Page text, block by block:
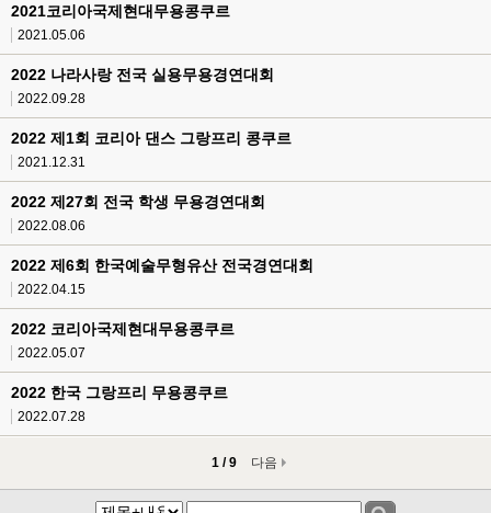
2021코리아국제현대무용콩쿠르
2021.05.06
2022 나라사랑 전국 실용무용경연대회
2022.09.28
2022 제1회 코리아 댄스 그랑프리 콩쿠르
2021.12.31
2022 제27회 전국 학생 무용경연대회
2022.08.06
2022 제6회 한국예술무형유산 전국경연대회
2022.04.15
2022 코리아국제현대무용콩쿠르
2022.05.07
2022 한국 그랑프리 무용콩쿠르
2022.07.28
1 / 9 다음